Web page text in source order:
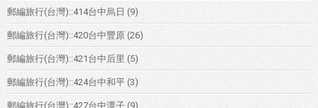
郵編旅行(台灣)::414台中烏日 (9)
郵編旅行(台灣)::420台中豐原 (26)
郵編旅行(台灣)::421台中后里 (5)
郵編旅行(台灣)::424台中和平 (3)
郵編旅行(台灣)::427台中潭子 (9)